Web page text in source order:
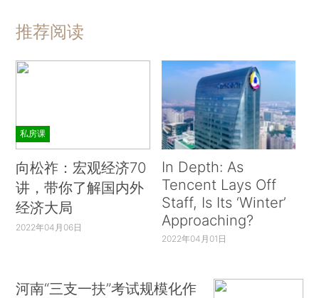
推荐阅读
私房课
向松祚：宏观经济70
讲，带你了解国内外
经济大局
2022年04月06日
In Depth: As
Tencent Lays Off
Staff, Is Its ‘Winter’
Approaching?
2022年04月01日
河南“三支一扶”考试规模化作